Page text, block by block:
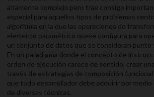
altamente complejo pero trae consigo
especial para aquellos tipos de problemas
algoritmia en la que las operaciones de
elemento paramétrico quese configura para
un conjunto de datos que se consideran punto
En un paradigma donde el concepto de
orden de ejecución carece de sentido, crear
través de estrategias de composición funcional
que todo desarrollador debe adquirir por medio
de diversas técnicas.